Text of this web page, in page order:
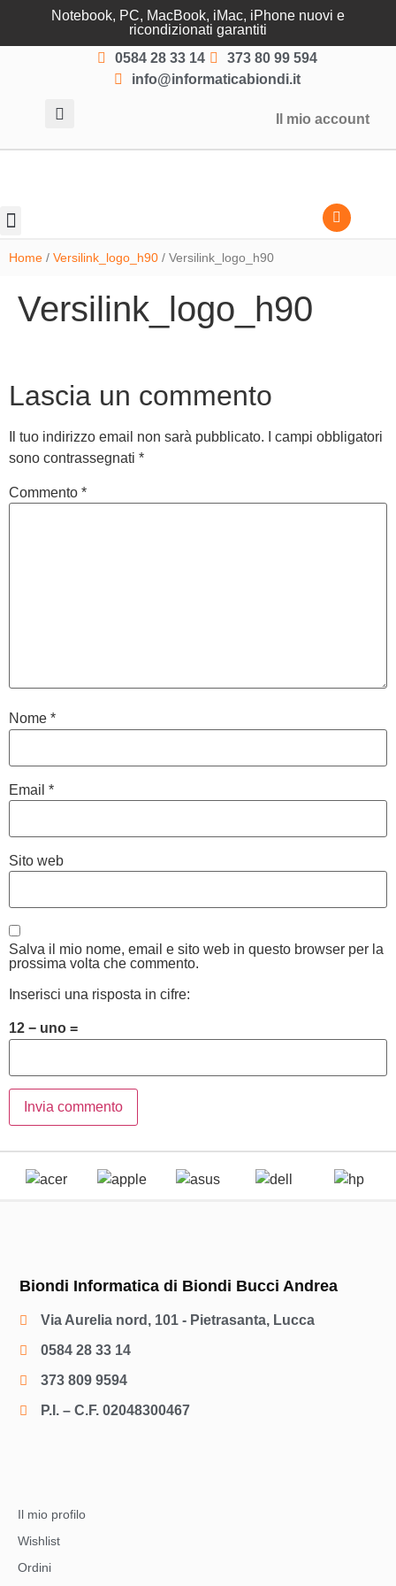
Notebook, PC, MacBook, iMac, iPhone nuovi e
ricondizionati garantiti
0584 28 33 14
373 80 99 594
info@informaticabiondi.it
Il mio account
Home / Versilink_logo_h90 / Versilink_logo_h90
Versilink_logo_h90
Lascia un commento
Il tuo indirizzo email non sarà pubblicato.
I campi obbligatori
sono contrassegnati *
Commento *
Nome *
Email *
Sito web
Salva il mio nome, email e sito web in questo browser per la
prossima volta che commento.
Inserisci una risposta in cifre:
12 − uno =
Biondi Informatica di Biondi Bucci Andrea
Via Aurelia nord, 101 - Pietrasanta, Lucca
0584 28 33 14
373 809 9594
P.I. – C.F. 02048300467
Il mio profilo
Wishlist
Ordini